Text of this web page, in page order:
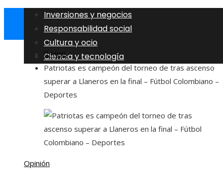
Inversiones y negocios
Responsabilidad social
Cultura y ocio
Ciencia y tecnología
Inicio
Patriotas es campeón del torneo de tras ascenso
superar a Llaneros en la final – Fútbol Colombiano –
Deportes
Opinión